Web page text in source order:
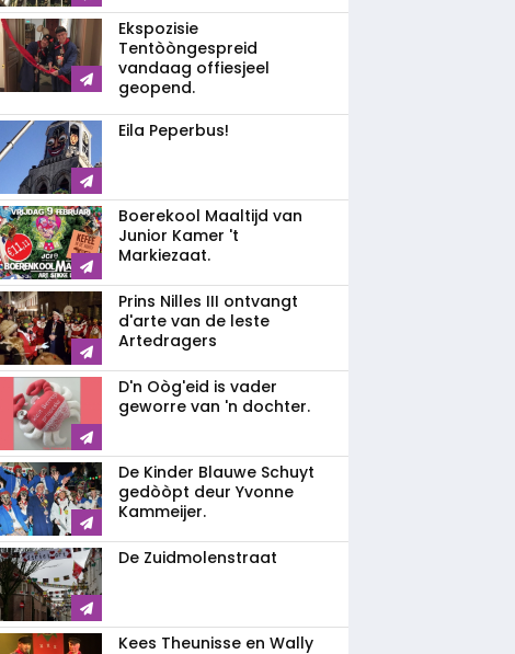
Ekspozisie
Tentòòngespreid
vandaag offiesjeel
geopend.
Eila Peperbus!
Boerekool Maaltijd van
Junior Kamer 't
Markiezaat.
Prins Nilles III ontvangt
d'arte van de leste
Artedragers
D'n Oòg'eid is vader
geworre van 'n dochter.
De Kinder Blauwe Schuyt
gedòòpt deur Yvonne
Kammeijer.
De Zuidmolenstraat
Kees Theunisse en Wally